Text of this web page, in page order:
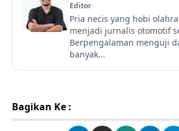
Editor
Pria necis yang hobi
menjadi jurnalis otomotif
Berpengalaman menguji
banyak...
Bagikan Ke :